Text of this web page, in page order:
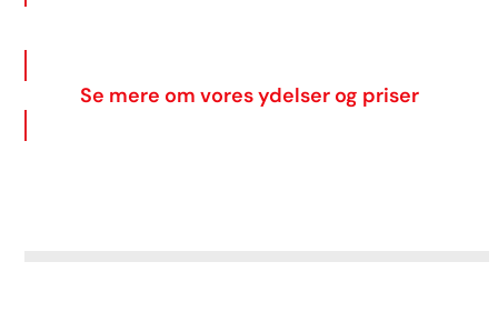
Se mere om vores ydelser og priser